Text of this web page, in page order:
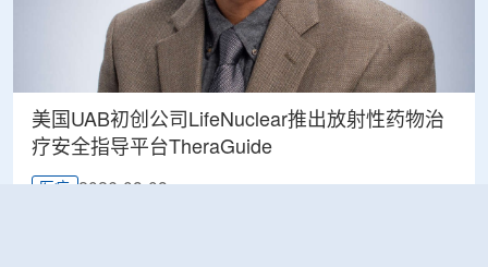
美国UAB初创公司LifeNuclear推出放射性药物治
疗安全指导平台TheraGuide
医疗 2026-08-08